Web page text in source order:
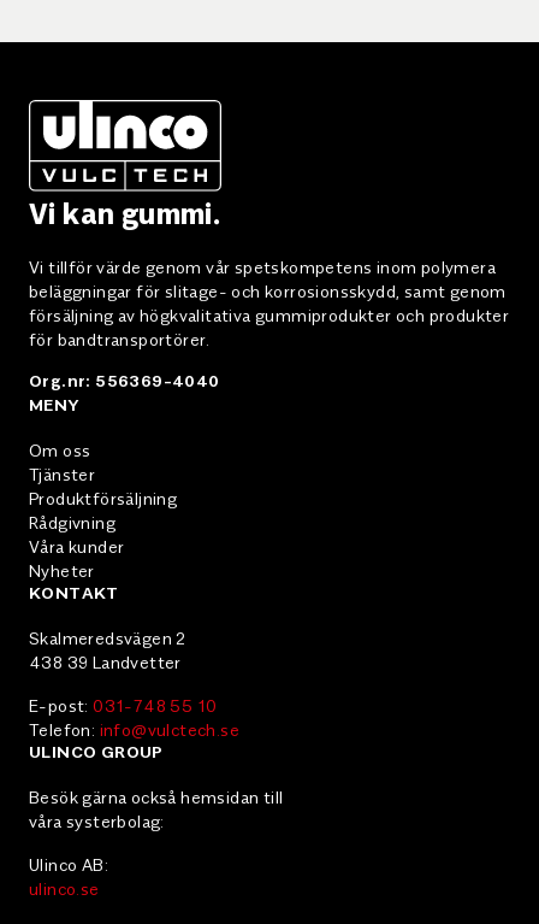
Vi kan gummi.
Vi tillför värde genom vår spetskompetens inom polymera
beläggningar för slitage- och korrosionsskydd, samt genom
försäljning av högkvalitativa gummiprodukter och produkter
för bandtransportörer.
Org.nr: 556369-4040
MENY
Om oss
Tjänster
Produktförsäljning
Rådgivning
Våra kunder
Nyheter
KONTAKT
Skalmeredsvägen 2
438 39 Landvetter
E-post:031-748 55 10
Telefon: info@vulctech.se
ULINCO GROUP
Besök gärna också hemsidan till
våra systerbolag:
Ulinco AB:
ulinco.se